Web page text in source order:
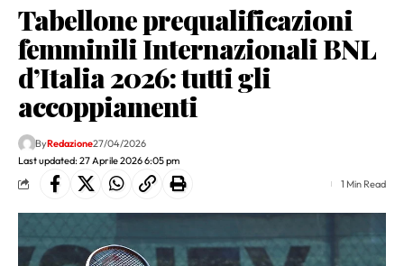
Tabellone prequalificazioni
femminili Internazionali BNL
d’Italia 2026: tutti gli
accoppiamenti
Last updated: 27 Aprile 2026 6:05 pm
ByRedazione27/04/2026
1 Min Read